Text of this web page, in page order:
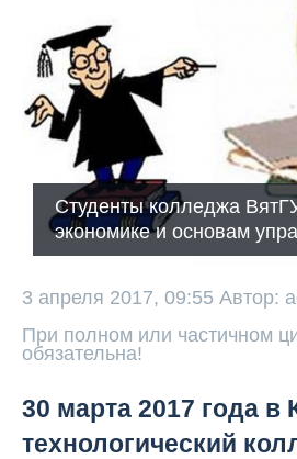
Студенты колледжа
экономике и основам
3 апреля 2017, 09:55 Автор:
При полном или частичном
обязательна!
30 марта 2017 года
технологический